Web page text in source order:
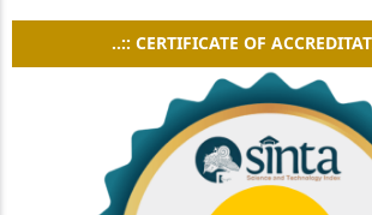
..:: CERTIFICATE OF